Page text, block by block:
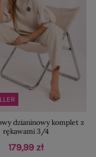
dzianinowy komplet z
rękawami 3/4
179,99 zł